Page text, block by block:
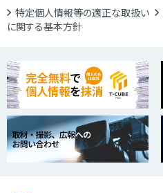
特定個人情報等の適正な取扱い
に関する基本方針